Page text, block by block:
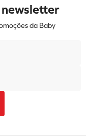
newsletter
da Baby